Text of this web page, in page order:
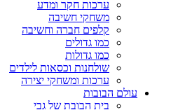
ערכות חקר ומדע
משחקי חשיבה
קלפים חברה וחשיבה
כמו גדולים
כמו גדולות
שולחנות וכסאות לילדים
ערכות ומשחקי יצירה
עולם הבובות
בית הבובת של גבי